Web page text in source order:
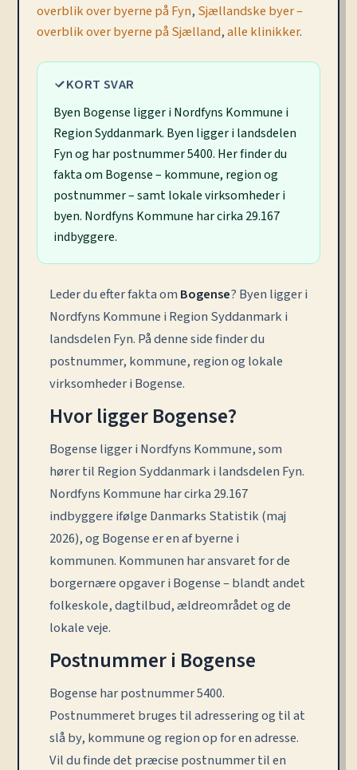
overblik over byerne på Fyn, Sjællandske byer –
overblik over byerne på Sjælland,alle klinikker.
KORT SVAR
Byen Bogense ligger i Nordfyns Kommune i
Region Syddanmark. Byen ligger i landsdelen
Fyn og har postnummer 5400. Her finder du
fakta om Bogense – kommune, region og
postnummer – samt lokale virksomheder i
byen. Nordfyns Kommune har cirka 29.167
indbyggere.
Leder du efter fakta om Bogense? Byen ligger i
Nordfyns Kommune i Region Syddanmark i
landsdelen Fyn. På denne side finder du
postnummer, kommune, region og lokale
virksomheder i Bogense.
Hvor ligger Bogense?
Bogense ligger i Nordfyns Kommune, som
hører til Region Syddanmark i landsdelen Fyn.
Nordfyns Kommune har cirka 29.167
indbyggere ifølge Danmarks Statistik (maj
2026), og Bogense er en af byerne i
kommunen. Kommunen har ansvaret for de
borgernære opgaver i Bogense – blandt andet
folkeskole, dagtilbud, ældreområdet og de
lokale veje.
Postnummer i Bogense
Bogense har postnummer 5400.
Postnummeret bruges til adressering og til at
slå by, kommune og region op for en adresse.
Vil du finde det præcise postnummer til en